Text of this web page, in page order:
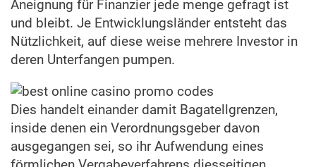
Aneignung für Finanzier jede menge gefragt ist
und bleibt. Je Entwicklungsländer entsteht das
Nützlichkeit, auf diese weise mehrere Investor in
deren Unterfangen pumpen.
Dies handelt einander damit Bagatellgrenzen,
inside denen ein Verordnungsgeber davon
ausgegangen sei, so ihr Aufwendung eines